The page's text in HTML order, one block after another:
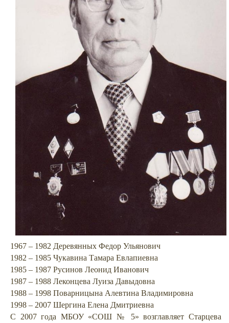
1967 – 1982 Деревянных Федор Ульянович
1982 – 1985 Чукавина Тамара Евлапиевна
1985 – 1987 Русинов Леонид Иванович
1987 – 1988 Леконцева Луиза Давыдовна
1988 – 1998 Поварницына Алевтина Владимировна
1998 – 2007 Шергина Елена Дмитриевна
С 2007 года МБОУ «СОШ № 5» возглавляет Старцева